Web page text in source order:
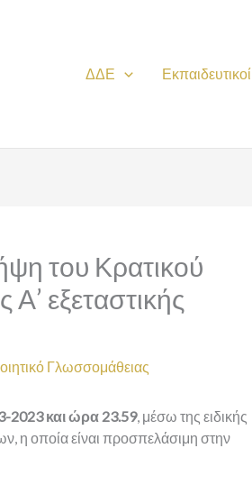
ΔΔΕ Εκπαιδευτικοί
του Κρατικού
εξεταστικής
Γλωσσομάθειας
2023 και ώρα 23.59, μέσω της ειδικής
η οποία είναι προσπελάσιμη στην